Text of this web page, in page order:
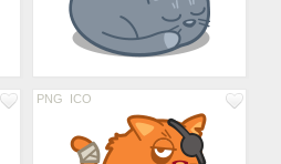
PNG ICO